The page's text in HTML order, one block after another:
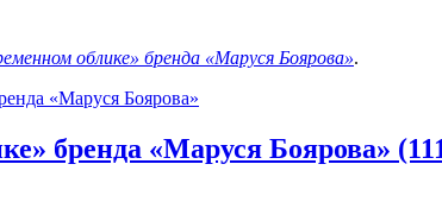
облике» бренда «Маруся Боярова».
«Маруся Боярова»
бренда «Маруся Боярова»